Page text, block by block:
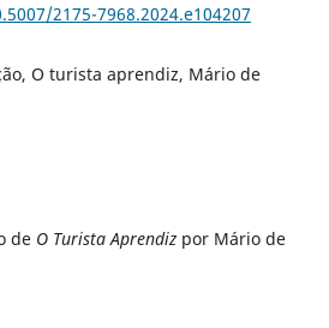
2175-7968.2024.e104207
O turista aprendiz, Mário de
de O Turista Aprendiz por Mário de